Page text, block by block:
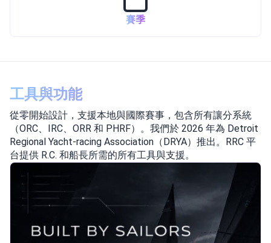
賽季
工具與功能
從零開始設計，支援本地與國際賽事，包含所有讓分系統
（ORC、IRC、ORR 和 PHRF）。我們於 2026 年為 Detroit
Regional Yacht-racing Association（DRYA）推出。RRC 平
台提供 R.C. 和船長所需的所有工具與支援。